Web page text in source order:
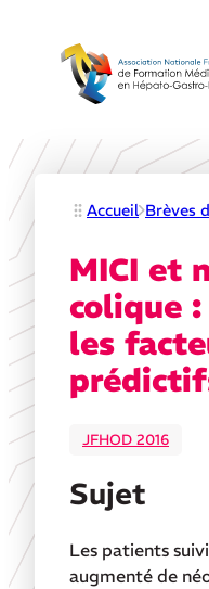
Accueil Brèves
MICI et
colique
les
JFHOD 2016
Sujet
Les patients
augmenté de